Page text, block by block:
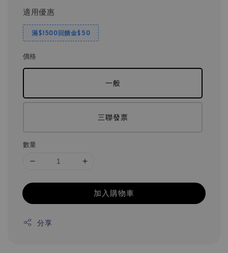
適用優惠
滿$1500回饋金$50
價格
一般
三聯發票
數量
加入購物車
分享